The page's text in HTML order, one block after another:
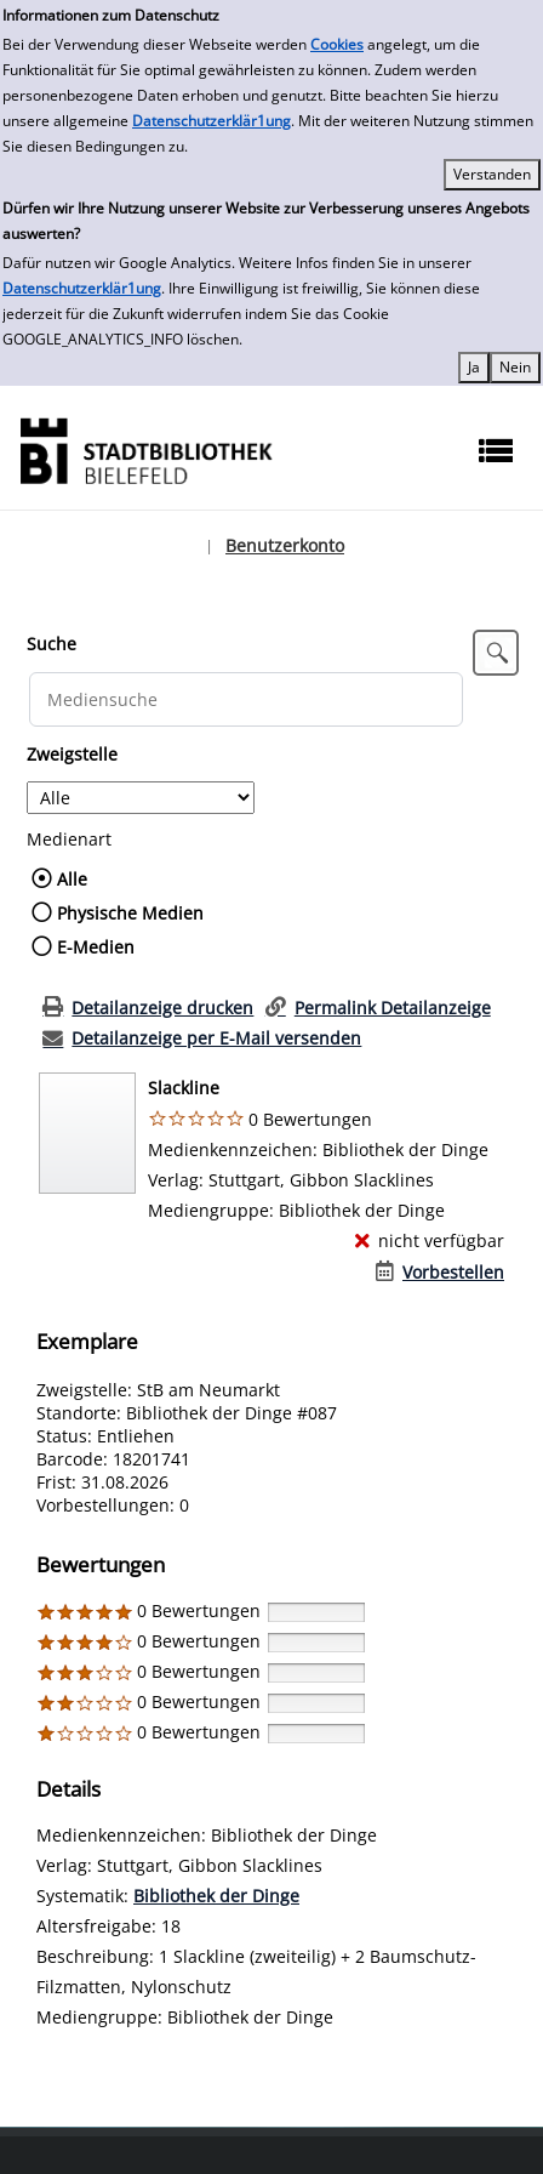
Informationen zum Datenschutz
Bei der Verwendung dieser Webseite werden Cookies angelegt, um die
Funktionalität für Sie optimal gewährleisten zu können. Zudem werden
personenbezogene Daten erhoben und genutzt. Bitte beachten Sie hierzu
unsere allgemeine Datenschutzerklär1ung. Mit der weiteren Nutzung stimmen
Sie diesen Bedingungen zu.
Dürfen wir Ihre Nutzung unserer Website zur Verbesserung unseres Angebots
auswerten?
Dafür nutzen wir Google Analytics. Weitere Infos finden Sie in unserer
Datenschutzerklär1ung. Ihre Einwilligung ist freiwillig, Sie können diese
jederzeit für die Zukunft widerrufen indem Sie das Cookie
GOOGLE_ANALYTICS_INFO löschen.
zur Navigation springen
zum Inhalt springen
Zur Detailanzeige springen
Benutzerkonto
Suche
Zweigstelle
Medienart
Wählen Sie die Medienart nach der Sie
Alle
Physische Medien
E-Medien
Detailanzeige drucken
Permalink Detailanzeige
Detailanzeige per E-Mail versenden
Slackline
0 Bewertungen
Suche nach diesem Verfasser
Medienkennzeichen: Bibliothek der Dinge
Verlag: Stuttgart, Gibbon Slacklines
Mediengruppe: Bibliothek der Dinge
nicht verfügbar
Vorbestellen
Exemplare
Zweigstelle: StB am Neumarkt
Standorte: Bibliothek der Dinge #087
Status: Entliehen
Barcode: 18201741
Frist: 31.08.2026
Vorbestellungen: 0
Bewertungen
0 Bewertungen
0 Bewertungen
0 Bewertungen
0 Bewertungen
0 Bewertungen
Details
Suche nach diesem Verfasser
Medienkennzeichen: Bibliothek der Dinge
Verlag: Stuttgart, Gibbon Slacklines
opens in new tab
Diesen Link in neuem Tab öffnen
Systematik: Suche nach dieser Systematik
Bibliothek der Dinge
Suche nach diesem Interessenskreis
Altersfreigabe: 18
Beschreibung: 1 Slackline (zweiteilig) + 2 Baumschutz-
Filzmatten, Nylonschutz
Suche nach dieser Beteiligten Person
Mediengruppe: Bibliothek der Dinge